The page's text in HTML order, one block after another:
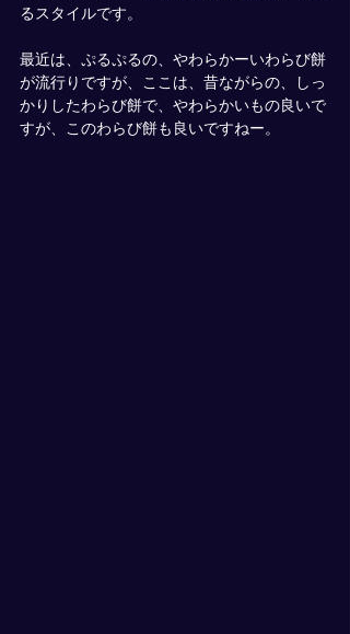
るスタイルです。
最近は、ぷるぷるの、やわらかーいわらび餅
が流行りですが、ここは、昔ながらの、しっ
かりしたわらび餅で、やわらかいもの良いで
すが、このわらび餅も良いですねー。